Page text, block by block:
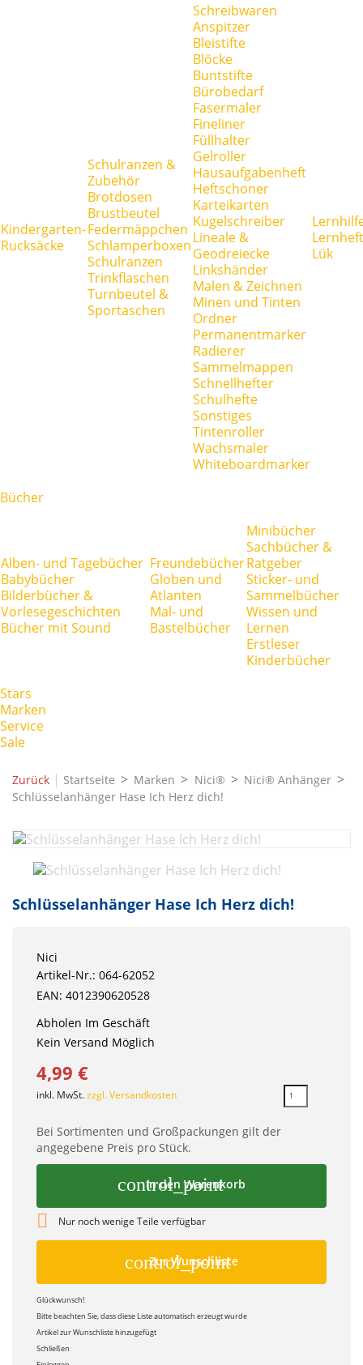
Kindergarten-
Rucksäcke
Schulranzen &
Zubehör
Brotdosen
Brustbeutel
Federmäppchen
Schlamperboxen
Schulranzen
Trinkflaschen
Turnbeutel &
Sportaschen
Schreibwaren
Anspitzer
Bleistifte
Blöcke
Buntstifte
Bürobedarf
Fasermaler
Fineliner
Füllhalter
Gelroller
Hausaufgabenheft
Heftschoner
Karteikarten
Kugelschreiber
Lineale &
Geodreiecke
Linkshänder
Malen & Zeichnen
Minen und Tinten
Ordner
Permanentmarker
Radierer
Sammelmappen
Schnellhefter
Schulhefte
Sonstiges
Tintenroller
Wachsmaler
Whiteboardmarker
Lük
Bücher
Alben- und Tagebücher
Babybücher
Bilderbücher &
Vorlesegeschichten
Bücher mit Sound
Freundebücher
Globen und
Atlanten
Mal- und
Bastelbücher
Minibücher
Sachbücher &
Ratgeber
Sticker- und
Sammelbücher
Wissen und
Lernen
Erstleser
Kinderbücher
Stars
Marken
Service
Sale
Zurück | Startseite Marken Nici®
Nici® Anhänger
Schlüsselanhänger Hase Ich Herz dich!
Schlüsselanhänger Hase Ich Herz dich!
Nici
Artikel-Nr.: 064-62052
EAN: 4012390620528
Abholen Im Geschäft
Kein Versand Möglich
4,99 €
inkl. MwSt.zzgl. Versandkosten
Bei Sortimenten und Großpackungen gilt der
angegebene Preis pro Stück.
control_point
In den Warenkorb
 Nur noch wenige Teile verfügbar
control_point
Zur Wunschliste
Glückwunsch!
Bitte beachten Sie, dass diese Liste automatisch erzeugt wurde
Artikel zur Wunschliste hinzugefügt
Schließen